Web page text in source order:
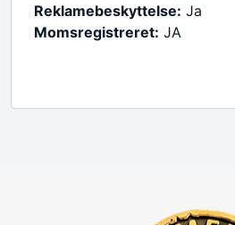
Reklamebeskyttelse: Ja
Momsregistreret: JA